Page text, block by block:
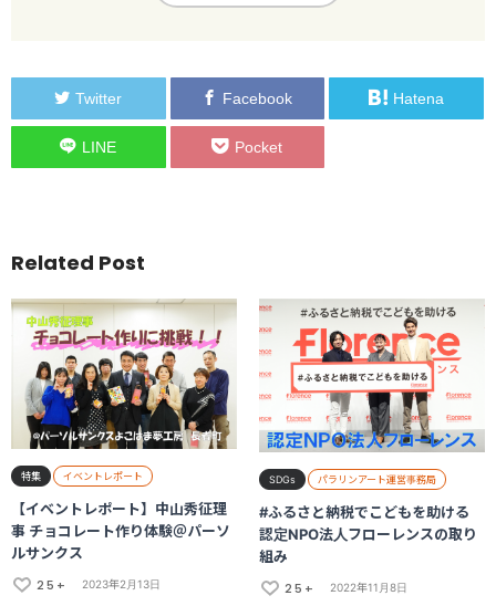
Twitter Facebook Hatena
LINE Pocket
Related Post
特集 イベントレポート
【イベントレポート】中山秀征理
事 チョコレート作り体験＠パーソ
ルサンクス
25+
2023年2月13日
SDGs パラリンアート運営事務局
#ふるさと納税でこどもを助ける
認定NPO法人フローレンスの取り
組み
25+
2022年11月8日